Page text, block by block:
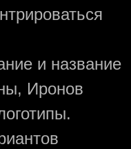
и название
Иронов